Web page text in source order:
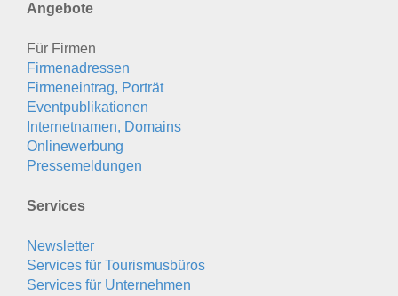
Angebote
Für Firmen
Firmenadressen
Firmeneintrag, Porträt
Eventpublikationen
Internetnamen, Domains
Onlinewerbung
Pressemeldungen
Services
Newsletter
Services für Tourismusbüros
Services für Unternehmen